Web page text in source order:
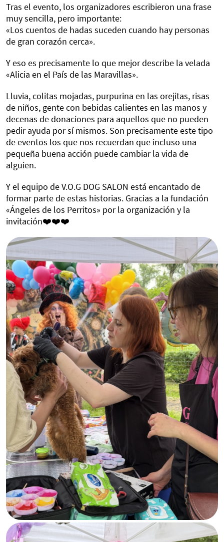
Tras el evento, los organizadores escribieron una frase
muy sencilla, pero importante:
«Los cuentos de hadas suceden cuando hay personas
de gran corazón cerca».
Y eso es precisamente lo que mejor describe la velada
«Alicia en el País de las Maravillas».
Lluvia, colitas mojadas, purpurina en las orejitas, risas
de niños, gente con bebidas calientes en las manos y
decenas de donaciones para aquellos que no pueden
pedir ayuda por sí mismos. Son precisamente este tipo
de eventos los que nos recuerdan que incluso una
pequeña buena acción puede cambiar la vida de
alguien.
Y el equipo de V.O.G DOG SALON está encantado de
formar parte de estas historias. Gracias a la fundación
«Ángeles de los Perritos» por la organización y la
invitación❤️❤️❤️